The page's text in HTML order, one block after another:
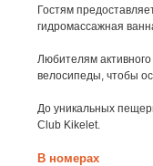
Гостям
гидромассажная
Любителям
велосипеды, чтобы
До уникальных
Club Kikelet.
В номерах